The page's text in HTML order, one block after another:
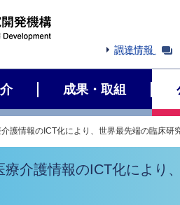
調達情報
成果・取組
護情報のICT化により、世界最先端の臨床
介護情報のICT化により